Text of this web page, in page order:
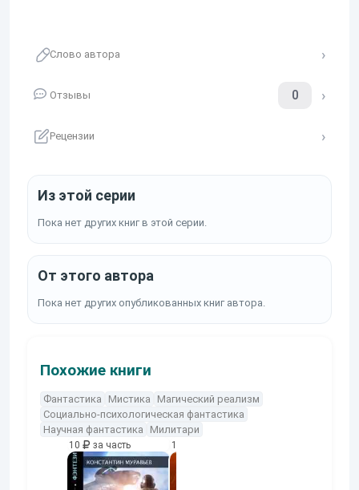
Слово автора
Отзывы 0
Рецензии
Из этой серии
Пока нет других книг в этой серии.
От этого автора
Пока нет других опубликованных книг автора.
Похожие книги
Фантастика Мистика
Магический реализм
Социально-психологическая фантастика
Научная фантастика
Милитари
10 за часть 10